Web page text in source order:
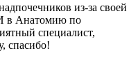
из-за своей
в Анатомию по
специалист,
спасибо!